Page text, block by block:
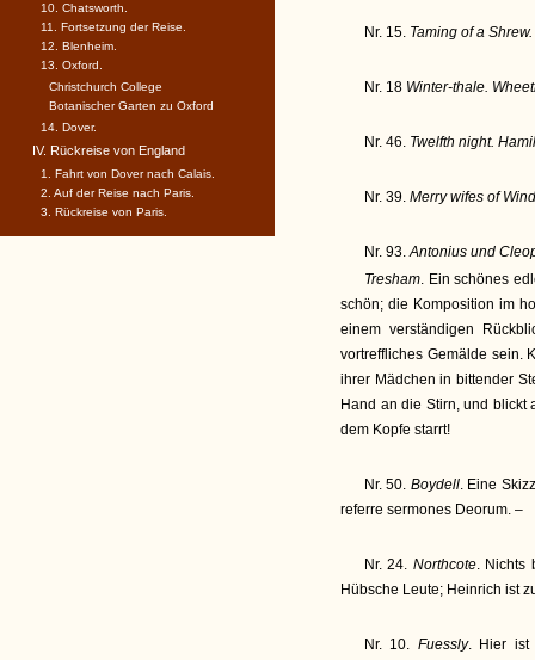
Nr. 15. Taming of a
Nr. 18 Winter-thale.
Nr. 46. Twelfth night.
Nr. 39. Merry wifes of
Nr. 93.Antonius und
Tresham. Ein schönes
schön; die Komposition im
einem verständigen
vortreffliches Gemälde sein.
ihrer Mädchen in bittender
Hand an die Stirn, und blickt
dem Kopfe starrt!
Nr. 50. Boydell. Eine
referre sermones Deorum. –
Nr. 24. Northcote. Nichts
Hübsche Leute; Heinrich ist
Nr. 10. Fuessly. Hier ist
10. Chatsworth.
11. Fortsetzung der Reise.
12. Blenheim.
13. Oxford.
Christchurch College
Botanischer Garten zu Oxford
14. Dover.
IV. Rückreise von England
1. Fahrt von Dover nach Calais.
2. Auf der Reise nach Paris.
3. Rückreise von Paris.